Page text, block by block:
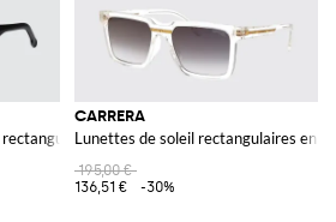
en acétate avec double pont
CARRERA
Lunettes de soleil rectangulaires en
195,00 €
136,51 €
-30%